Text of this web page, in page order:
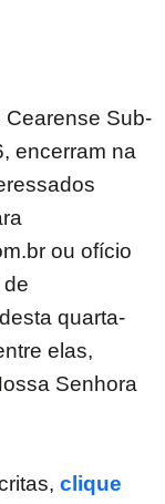
Sub-
encerram na
ou ofício
quarta-
elas,
Senhora
clique